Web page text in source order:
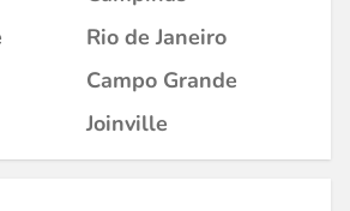
Rio de Janeiro
Campo Grande
Joinville